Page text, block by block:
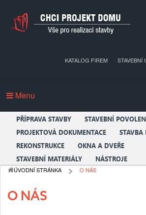
KATALOG FIREM STAVEBNÍ
Menu
PŘÍPRAVA STAVBY
STAVEBNÍ
PROJEKTOVÁ DOKUMENTACE
STAVBA
REKONSTRUKCE
OKNA A DVEŘE
STAVEBNÍ MATERIÁLY
NÁSTROJE
ÚVODNÍ STRÁNKA O NÁS
O NÁS